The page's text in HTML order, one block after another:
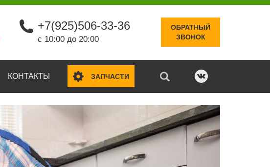
+7(925)506-33-36
с 10:00 до 20:00
ОБРАТНЫЙ
ЗВОНОК
КОНТАКТЫ ЗАПЧАСТИ